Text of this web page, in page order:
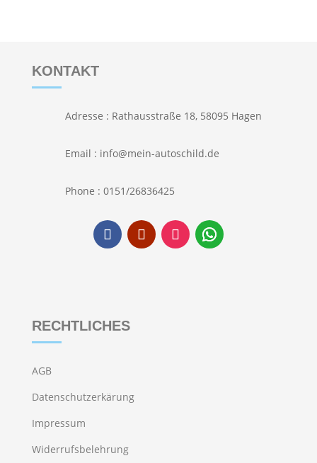
KONTAKT
Adresse : Rathausstraße 18, 58095 Hagen
Email : info@mein-autoschild.de
Phone : 0151/26836425
RECHTLICHES
AGB
Datenschutzerkärung
Impressum
Widerrufsbelehrung